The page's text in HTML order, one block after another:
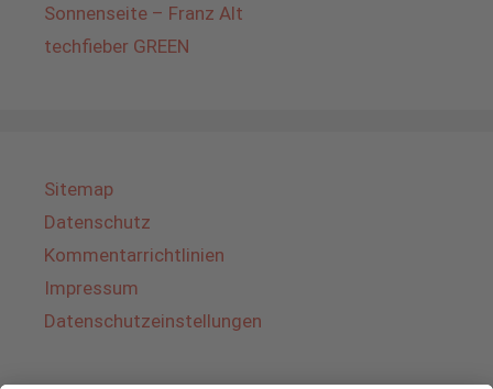
Sonnenseite – Franz Alt
techfieber GREEN
Sitemap
Datenschutz
Kommentarrichtlinien
Impressum
Datenschutzeinstellungen